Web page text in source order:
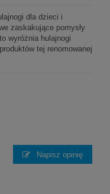
dla dzieci i
zaskakujące pomysły
wyróżnia hulajnogi
tej renomowanej
Napisz opinię